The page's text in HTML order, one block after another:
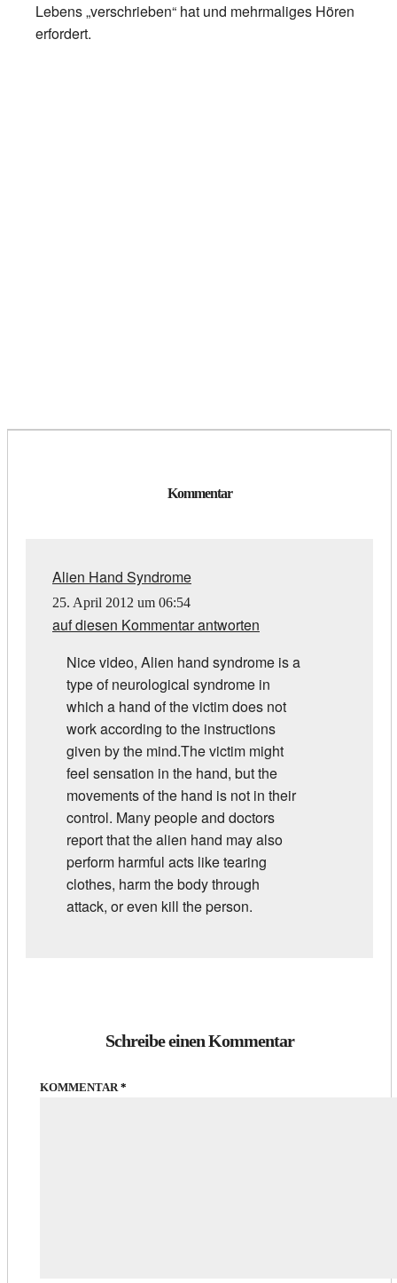
Lebens „verschrieben“ hat und mehrmaliges Hören
erfordert.
Kommentar
Alien Hand Syndrome
25. April 2012 um 06:54
auf diesen Kommentar antworten
Nice video, Alien hand syndrome is a
type of neurological syndrome in
which a hand of the victim does not
work according to the instructions
given by the mind.The victim might
feel sensation in the hand, but the
movements of the hand is not in their
control. Many people and doctors
report that the alien hand may also
perform harmful acts like tearing
clothes, harm the body through
attack, or even kill the person.
Schreibe einen Kommentar
KOMMENTAR*